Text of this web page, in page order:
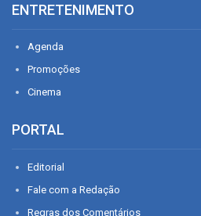
ENTRETENIMENTO
Agenda
Promoções
Cinema
PORTAL
Editorial
Fale com a Redação
Regras dos Comentários